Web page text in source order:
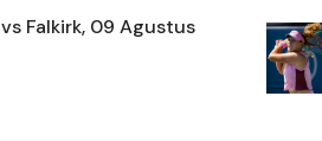
Falkirk, 09 Agustus